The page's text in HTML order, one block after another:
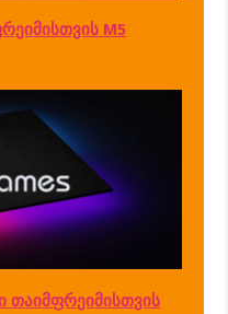
M5
თაიმფრეიმისთვის